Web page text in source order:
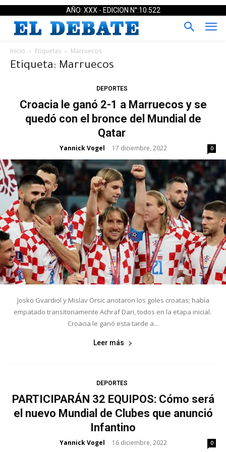
AÑO: XXX - EDICION N°:10.522
Inicio Etiquetas Marruecos
Etiqueta: Marruecos
DEPORTES
Croacia le ganó 2-1 a Marruecos y se
quedó con el bronce del Mundial de
Qatar
Yannick Vogel - 17 diciembre, 2022 0
Josko Gvardiol y Mislav Orsic anotaron los goles croatas; había
empatado transitoriamente Achraf Dari, todos en la etapa inicial.
Croacia le ganó esta tarde a...
Leer más
DEPORTES
PARTICIPARÁN 32 EQUIPOS: Cómo será
el nuevo Mundial de Clubes que anunció
Infantino
Yannick Vogel - 16 diciembre, 2022 0